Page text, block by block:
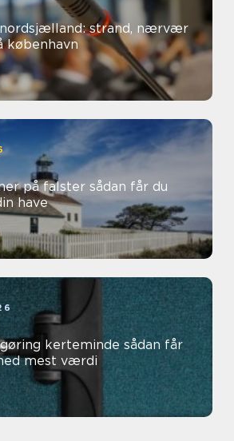
strand, nærvær
sådan får du
have
kerteminde sådan får
mest værdi